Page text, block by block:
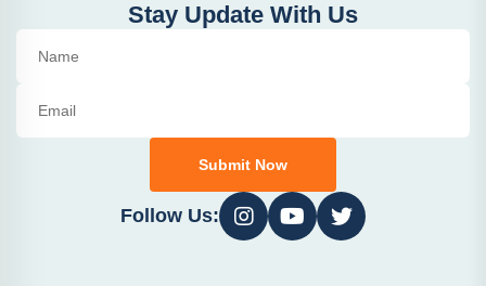
Stay Update With Us
Submit Now
Follow Us: